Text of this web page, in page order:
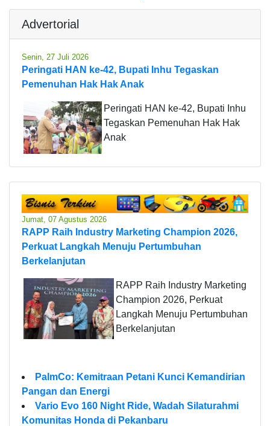
Advertorial
Senin, 27 Juli 2026
Peringati HAN ke-42, Bupati Inhu Tegaskan
Pemenuhan Hak Hak Anak
Peringati HAN ke-42, Bupati Inhu
Tegaskan Pemenuhan Hak Hak
Anak
Jumat, 07 Agustus 2026
RAPP Raih Industry Marketing Champion 2026,
Perkuat Langkah Menuju Pertumbuhan
Berkelanjutan
RAPP Raih Industry Marketing
Champion 2026, Perkuat
Langkah Menuju Pertumbuhan
Berkelanjutan
PalmCo: Kemitraan Petani Kunci Kemandirian
Pangan dan Energi
Vario Evo 160 Night Ride, Wadah Silaturahmi
Komunitas Honda di Pekanbaru